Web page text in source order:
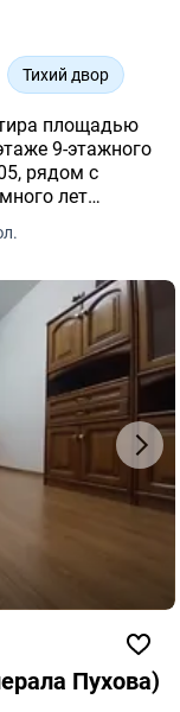
Тихий двор
площадью
9-этажного
рядом с
лет
отличной
Пухова)